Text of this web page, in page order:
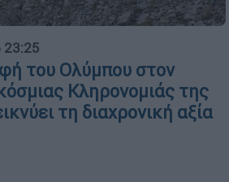
23:25
του Ολύμπου στον
Κληρονομιάς της
τη διαχρονική αξία